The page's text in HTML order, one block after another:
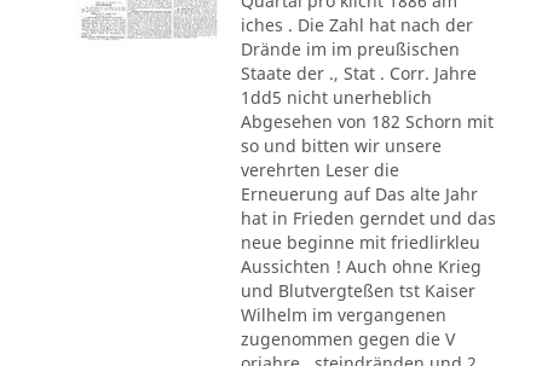
iches . Die Zahl hat nach der
Drände im im preußischen
Staate der ., Stat . Corr. Jahre
1dd5 nicht unerheblich
Abgesehen von 182 Schorn mit
so und bitten wir unsere
verehrten Leser die
Erneuerung auf Das alte Jahr
hat in Frieden gerndet und das
neue beginne mit friedlirkleu
Aussichten ! Auch ohne Krieg
und Blutvergteßen tst Kaiser
Wilhelm im vergangenen
zugenommen gegen die V